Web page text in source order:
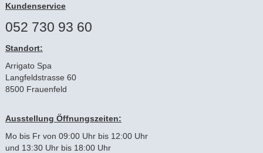
Kundenservice
052 730 93 60
Standort:
Arrigato Spa
Langfeldstrasse 60
8500 Frauenfeld
Ausstellung Öffnungszeiten:
Mo bis Fr von 09:00 Uhr bis 12:00 Uhr
und 13:30 Uhr bis 18:00 Uhr